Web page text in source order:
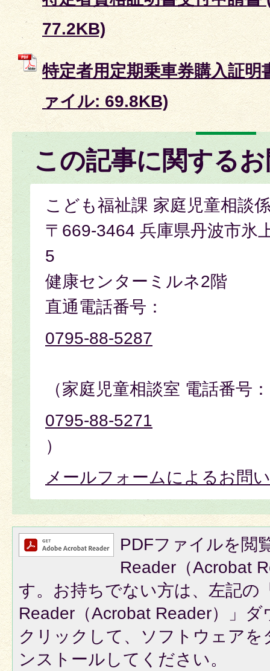
77.2KB)
特定者用定期乗車券購入証明
ァイル: 69.8KB)
この記事に関する
こども福祉課 家庭児童相談
〒669-3464 兵庫県丹波市氷
5
健康センターミルネ2階
直通電話番号：
0795-88-5287
（家庭児童相談室 電話番号：
0795-88-5271
）
メールフォームによるお問
PDFファイルを閲
Reader（Acrobat
す。お持ちでない方は、左記の
Reader（Acrobat Reader）」
クリックして、ソフトウェア
ンストールしてください。